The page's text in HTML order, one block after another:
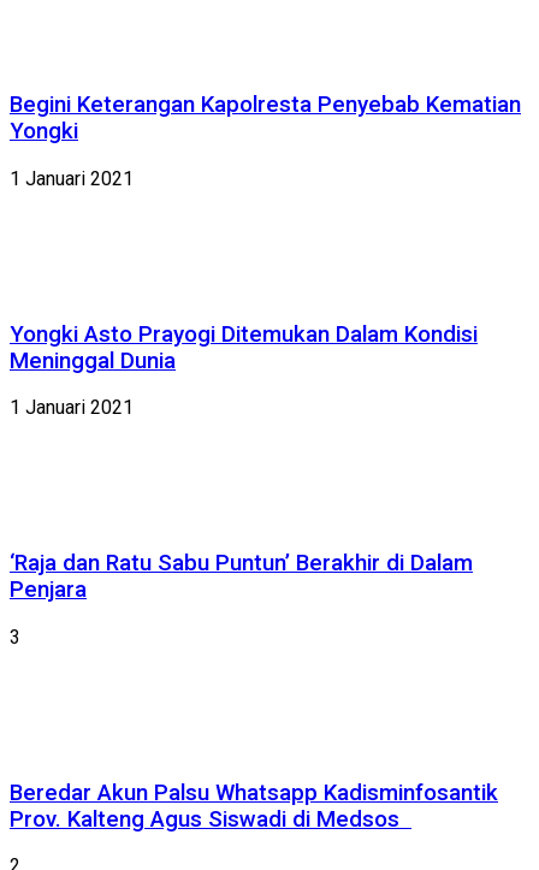
Begini Keterangan Kapolresta Penyebab Kematian
Yongki
1 Januari 2021
Yongki Asto Prayogi Ditemukan Dalam Kondisi
Meninggal Dunia
1 Januari 2021
‘Raja dan Ratu Sabu Puntun’ Berakhir di Dalam
Penjara
3
Beredar Akun Palsu Whatsapp Kadisminfosantik
Prov. Kalteng Agus Siswadi di Medsos